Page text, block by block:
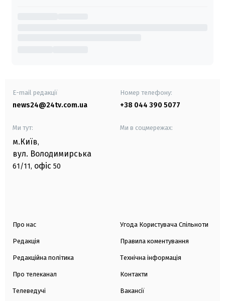
E-mail редакції
news24@24tv.com.ua
Номер телефону:
+38 044 390 5077
Ми тут:
м.Київ,
вул. Володимирська
61/11, офіс 50
Ми в соцмережах:
Про нас
Редакція
Редакційна політика
Про телеканал
Телеведучі
Угода Користувача Спільноти
Правила коментування
Технічна інформація
Контакти
Вакансії